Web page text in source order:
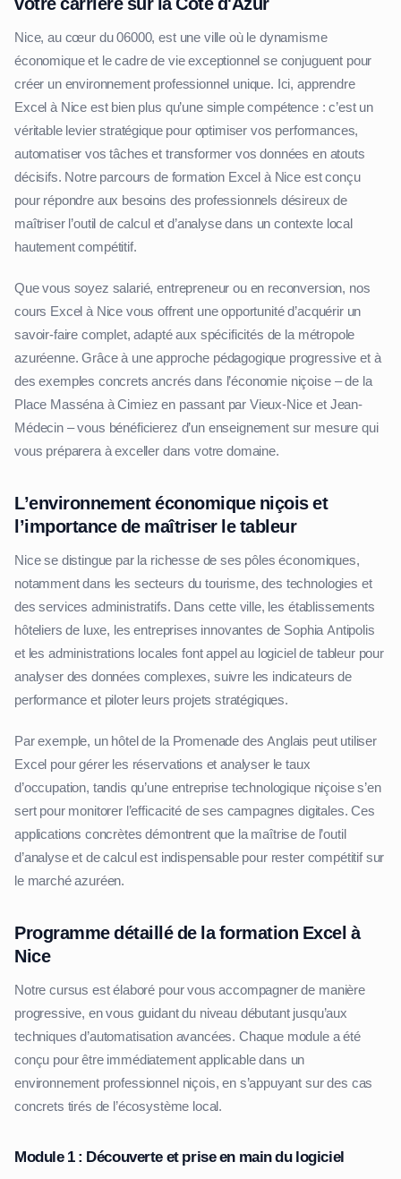
Nice, au cœur du 06000, est une ville où le dynamisme
économique et le cadre de vie exceptionnel se conjuguent pour
créer un environnement professionnel unique. Ici, apprendre
Excel à Nice est bien plus qu’une simple compétence : c’est un
véritable levier stratégique pour optimiser vos performances,
automatiser vos tâches et transformer vos données en atouts
décisifs. Notre parcours de formation Excel à Nice est conçu
pour répondre aux besoins des professionnels désireux de
maîtriser l’outil de calcul et d’analyse dans un contexte local
hautement compétitif.
Que vous soyez salarié, entrepreneur ou en reconversion, nos
cours Excel à Nice vous offrent une opportunité d’acquérir un
savoir-faire complet, adapté aux spécificités de la métropole
azuréenne. Grâce à une approche pédagogique progressive et à
des exemples concrets ancrés dans l’économie niçoise – de la
Place Masséna à Cimiez en passant par Vieux-Nice et Jean-
Médecin – vous bénéficierez d’un enseignement sur mesure qui
vous préparera à exceller dans votre domaine.
L’environnement économique niçois et
l’importance de maîtriser le tableur
Nice se distingue par la richesse de ses pôles économiques,
notamment dans les secteurs du tourisme, des technologies et
des services administratifs. Dans cette ville, les établissements
hôteliers de luxe, les entreprises innovantes de Sophia Antipolis
et les administrations locales font appel au logiciel de tableur pour
analyser des données complexes, suivre les indicateurs de
performance et piloter leurs projets stratégiques.
Par exemple, un hôtel de la Promenade des Anglais peut utiliser
Excel pour gérer les réservations et analyser le taux
d’occupation, tandis qu’une entreprise technologique niçoise s’en
sert pour monitorer l’efficacité de ses campagnes digitales. Ces
applications concrètes démontrent que la maîtrise de l’outil
d’analyse et de calcul est indispensable pour rester compétitif sur
le marché azuréen.
Programme détaillé de la formation Excel à
Nice
Notre cursus est élaboré pour vous accompagner de manière
progressive, en vous guidant du niveau débutant jusqu’aux
techniques d’automatisation avancées. Chaque module a été
conçu pour être immédiatement applicable dans un
environnement professionnel niçois, en s’appuyant sur des cas
concrets tirés de l’écosystème local.
Module 1 : Découverte et prise en main du logiciel